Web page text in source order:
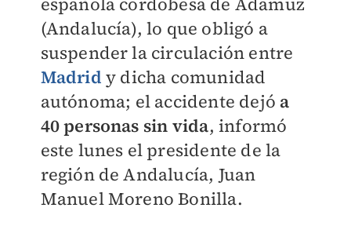
(Andalucía), lo que obligó a
suspender la circulación entre
Madrid y dicha comunidad
autónoma; el accidente dejó a
40 personas sin vida, informó
este lunes el presidente de la
región de Andalucía, Juan
Manuel Moreno Bonilla.